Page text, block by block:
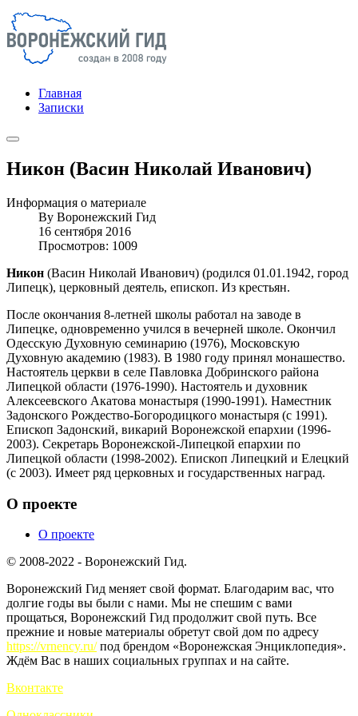
Главная
Записки
Никон (Васин Николай Иванович)
Информация о материале
By Воронежский Гид
16 сентября 2016
Просмотров: 1009
Никон (Васин Николай Иванович) (родился 01.01.1942, город
Липецк), церковный деятель, епископ. Из крестьян.
После окончания 8-летней школы работал на заводе в
Липецке, одновременно учился в вечерней школе. Окончил
Одесскую Духовную семинарию (1976), Московскую
Духовную академию (1983). В 1980 году принял монашество.
Настоятель церкви в селе Павловка Добринского района
Липецкой области (1976-1990). Настоятель и духовник
Алексеевского Акатова монастыря (1990-1991). Наместник
Задонского Рождество-Богородицкого монастыря (с 1991).
Епископ Задонский, викарий Воронежской епархии (1996-
2003). Секретарь Воронежской-Липецкой епархии по
Липецкой области (1998-2002). Епископ Липецкий и Елецкий
(с 2003). Имеет ряд церковных и государственных наград.
О проекте
О проекте
© 2008-2022 - Воронежский Гид.
Воронежский Гид меняет свой формат. Благодарим вас, что
долгие годы вы были с нами. Мы не спешим с вами
прощаться, Воронежский Гид продолжит свой путь. Все
прежние и новые материалы обретут свой дом по адресу
https://vrnency.ru/под брендом «Воронежская Энциклопедия».
Ждём Вас в наших социальных группах и на сайте.
Вконтакте